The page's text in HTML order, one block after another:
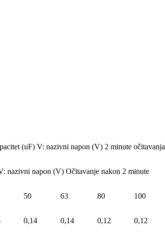
(uF) V: nazivni napon (V) 2 minute očitavanja
nazivni napon (V) Očitavanje nakon 2 minute
50 63 80 100
0,14 0,14 0,12 0,12